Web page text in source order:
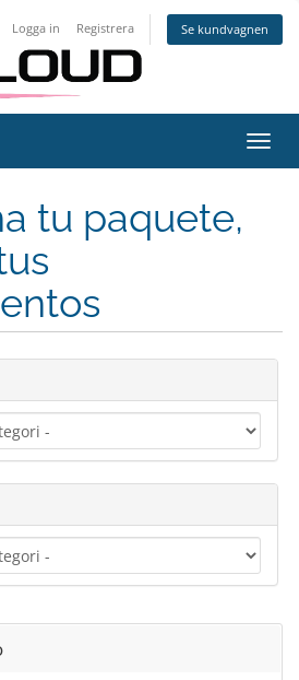
Logga in Registrera Se kundvagnen
Växla
tu paquete,